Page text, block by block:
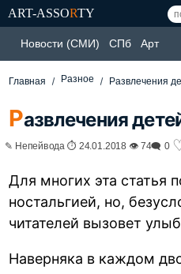
ART-ASSORTY
Новости (СМИ) СПб Арт
Главная Разное Развлечения
Развлечения
✎ Непейвода ⏱ 24.01.2018 👁 74🗨 0
Для многих эта статья
ностальгией, но,
читателей вызовет
Наверняка в каждом